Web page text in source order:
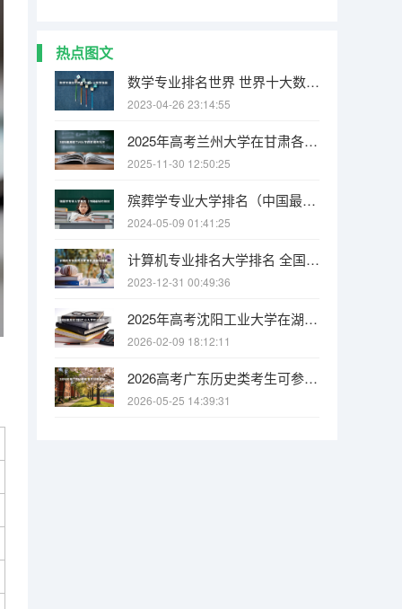
热点图文
数学专业排名世界 世界十大数学强国
2023-04-26 23:14:55
2025年高考兰州大学在甘肃各批次选科要求有哪些
2025-11-30 12:50:25
殡葬学专业大学排名（中国最好的殡仪大学）
2024-05-09 01:41:25
计算机专业排名大学排名 全国计算机专业最好的学校排名
2023-12-31 00:49:36
2025年高考沈阳工业大学在湖南各批次选科要求有哪些
2026-02-09 18:12:11
2026高考广东历史类考生可参考报广州城市职业学院的专业汇总
2026-05-25 14:39:31